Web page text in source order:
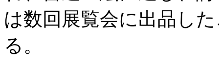
は数回展覧会に出品し
る。